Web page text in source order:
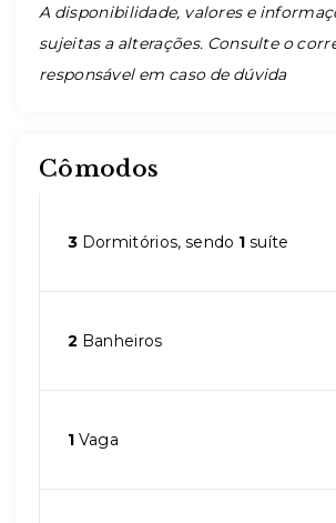
A disponibilidade, valores e
sujeitas a alterações. Consulte o
responsável em caso de dúvida
Cômodos
3 Dormitórios, sendo 1 suíte
2 Banheiros
1 Vaga